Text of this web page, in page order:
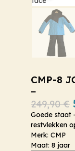
CMP-8
–
249,90€
Goede staat
restvlekken
Merk: CMP
Maat: 8 jaar